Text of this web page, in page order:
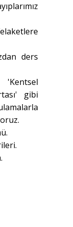
ders
'Kentsel
gibi